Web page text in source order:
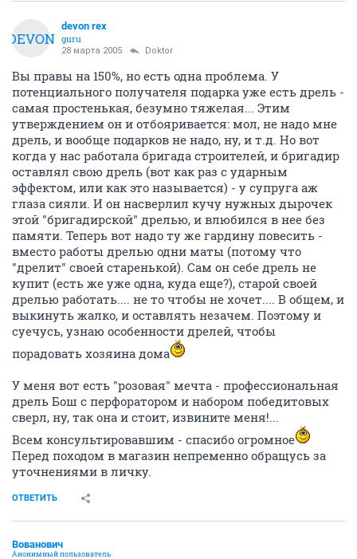
DEVON
devon rex
guru
28 марта 2005 Doktor
Вы правы на 150%, но есть одна проблема. У
потенциального получателя подарка уже есть дрель -
самая простенькая, безумно тяжелая... Этим
утверждением он и отбояривается: мол, не надо мне
дрель, и вообще подарков не надо, ну, и т.д. Но вот
когда у нас работала бригада строителей, и бригадир
оставлял свою дрель (вот как раз с ударным
эффектом, или как это называется) - у супруга аж
глаза сияли. И он насверлил кучу нужных дырочек
этой "бригадирской" дрелью, и влюбился в нее без
памяти. Теперь вот надо ту же гардину повесить -
вместо работы дрелью одни маты (потому что
"дрелит" своей старенькой). Сам он себе дрель не
купит (есть же уже одна, куда еще?), старой своей
дрелью работать.... не то чтобы не хочет.... В общем, и
выкинуть жалко, и оставлять незачем. Поэтому и
суечусь, узнаю особенности дрелей, чтобы
порадовать хозяина дома
У меня вот есть "розовая" мечта - профессиональная
дрель Бош с перфоратором и набором победитовых
сверл, ну, так она и стоит, извините меня!...
Всем консультировавшим - спасибо огромное
Перед походом в магазин непременно обращусь за
уточнениями в личку.
ОТВЕТИТЬ
Вованович
Анонимный пользователь